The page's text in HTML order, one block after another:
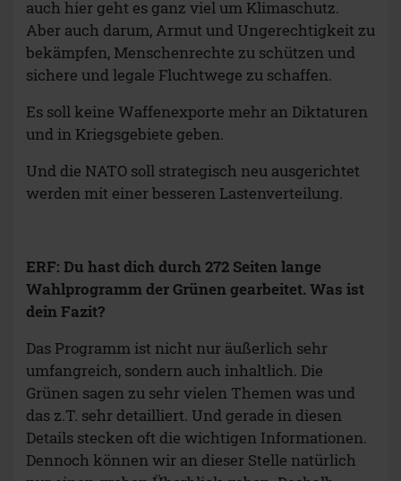
auch hier geht es ganz viel um Klimaschutz.
Aber auch darum, Armut und Ungerechtigkeit zu
bekämpfen, Menschenrechte zu schützen und
sichere und legale Fluchtwege zu schaffen.
Es soll keine Waffenexporte mehr an Diktaturen
und in Kriegsgebiete geben.
Und die NATO soll strategisch neu ausgerichtet
werden mit einer besseren Lastenverteilung.
ERF: Du hast dich durch 272 Seiten lange
Wahlprogramm der Grünen gearbeitet. Was ist
dein Fazit?
Das Programm ist nicht nur äußerlich sehr
umfangreich, sondern auch inhaltlich. Die
Grünen sagen zu sehr vielen Themen was und
das z.T. sehr detailliert. Und gerade in diesen
Details stecken oft die wichtigen Informationen.
Dennoch können wir an dieser Stelle natürlich